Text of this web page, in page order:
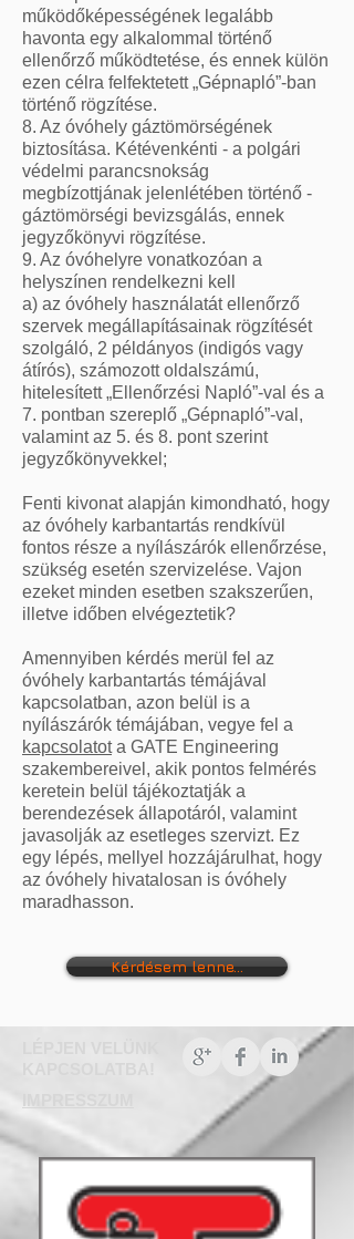
működőképességének legalább
havonta egy alkalommal történő
ellenőrző működtetése, és ennek külön
ezen célra felfektetett „Gépnapló”-ban
történő rögzítése.
8. Az óvóhely gáztömörségének
biztosítása. Kétévenkénti - a polgári
védelmi parancsnokság
megbízottjának jelenlétében történő -
gáztömörségi bevizsgálás, ennek
jegyzőkönyvi rögzítése.
9. Az óvóhelyre vonatkozóan a
helyszínen rendelkezni kell
a) az óvóhely használatát ellenőrző
szervek megállapításainak rögzítését
szolgáló, 2 példányos (indigós vagy
átírós), számozott oldalszámú,
hitelesített „Ellenőrzési Napló”-val és a
7. pontban szereplő „Gépnapló”-val,
valamint az 5. és 8. pont szerint
jegyzőkönyvekkel;
Fenti kivonat alapján kimondható, hogy
az óvóhely karbantartás rendkívül
fontos része a nyílászárók ellenőrzése,
szükség esetén szervizelése. Vajon
ezeket minden esetben szakszerűen,
illetve időben elvégeztetik?
Amennyiben kérdés merül fel az
óvóhely karbantartás témájával
kapcsolatban, azon belül is a
nyílászárók témájában, vegye fel a
kapcsolatota GATE Engineering
szakembereivel, akik pontos felmérés
keretein belül tájékoztatják a
berendezések állapotáról, valamint
javasolják az esetleges szervizt. Ez
egy lépés, mellyel hozzájárulhat, hogy
az óvóhely hivatalosan is óvóhely
maradhasson.
Kérdésem lenne...